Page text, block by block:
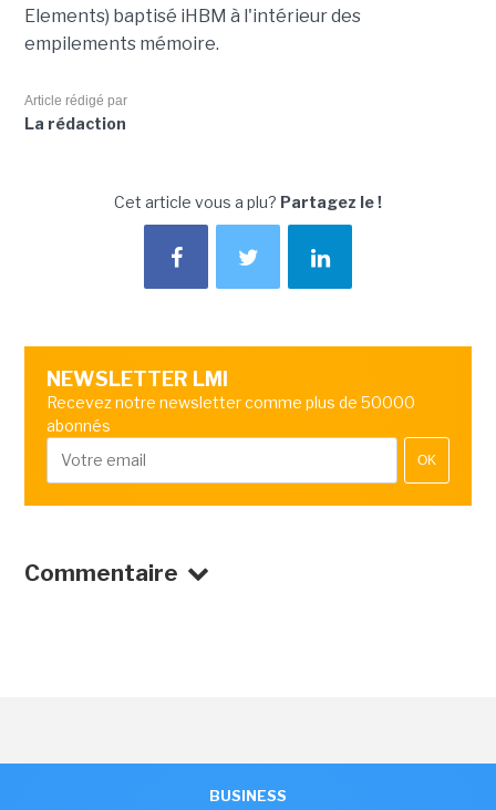
Elements) baptisé iHBM à l'intérieur des
empilements mémoire.
Article rédigé par
La rédaction
Cet article vous a plu? Partagez le !
NEWSLETTER LMI
Recevez notre newsletter comme plus de 50000
abonnés
OK
Commentaire
BUSINESS